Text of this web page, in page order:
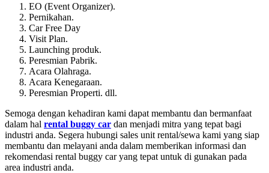
EO (Event Organizer).
Pernikahan.
Car Free Day
Visit Plan.
Launching produk.
Peresmian Pabrik.
Acara Olahraga.
Acara Kenegaraan.
Peresmian Properti. dll.
Semoga dengan kehadiran kami dapat membantu dan bermanfaat
dalam hal rental buggy car dan menjadi mitra yang tepat bagi
industri anda. Segera hubungi sales unit rental/sewa kami yang siap
membantu dan melayani anda dalam memberikan informasi dan
rekomendasi rental buggy car yang tepat untuk di gunakan pada
area industri anda.